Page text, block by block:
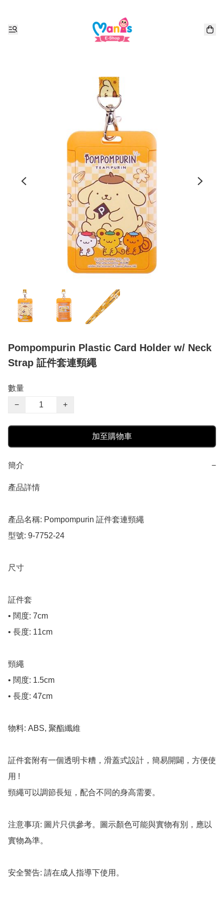
Pompompurin Plastic Card Holder w/ Neck
Strap 証件套連頸繩
數量
−
+
加至購物車
簡介 −
產品詳情
產品名稱: Pompompurin 証件套連頸繩
型號: 9-7752-24
尺寸
証件套
• 闊度: 7cm
• 長度: 11cm
頸繩
• 闊度: 1.5cm
• 長度: 47cm
物料: ABS, 聚酯纖維
証件套附有一個透明卡糟，滑蓋式設計，簡易開闢，方便使
用 !
頸繩可以調節長短，配合不同的身高需要。
注意事項: 圖片只供參考。圖示顏色可能與實物有別，應以
實物為準。
安全警告: 請在成人指導下使用。